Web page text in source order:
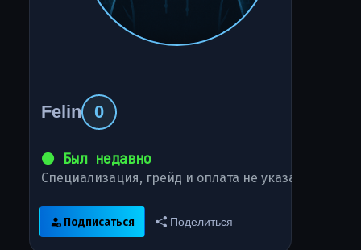
Felin 0
⚫ Был недавно
Специализация, грейд и оплата не указаны
Подписаться Поделиться